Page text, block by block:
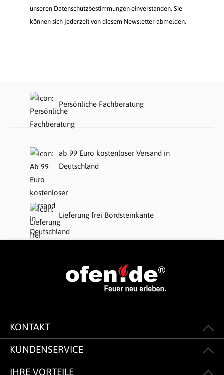
unseren Datenschutzbestimmungen einverstanden. Sie
können sich jederzeit von diesem Newsletter abmelden.
Persönliche Fachberatung
ab 99 Euro kostenloser Versand in
Deutschland
Lieferung frei Bordsteinkante
KONTAKT
KUNDENSERVICE
IHRE VORTEILE